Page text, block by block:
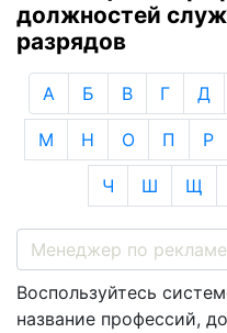
должностей
разрядов
А Б В Г Д
М Н О П Р
Ч Ш Щ
Воспользуйтесь
название профессий,